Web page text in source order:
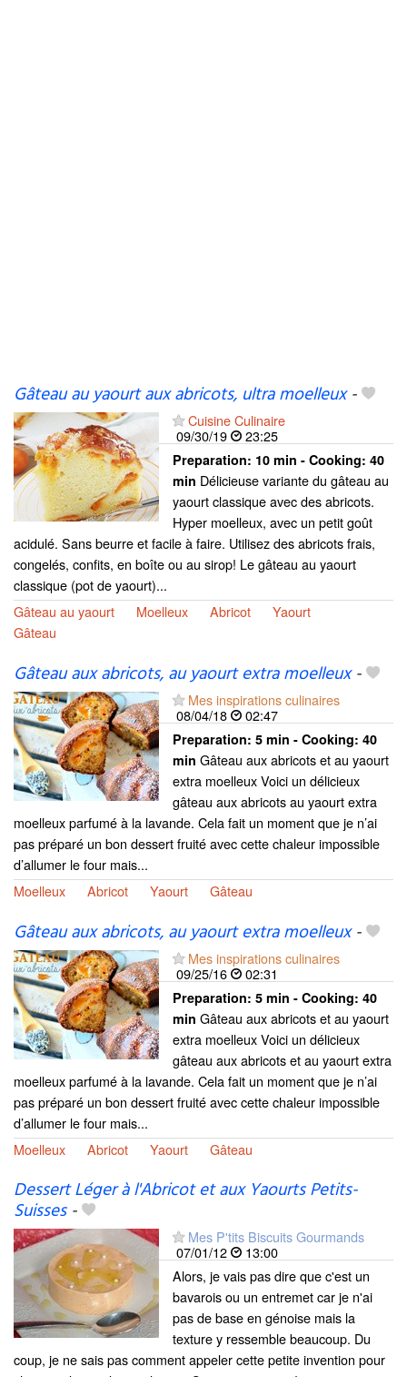
Gâteau au yaourt aux abricots, ultra moelleux-
Cuisine Culinaire
09/30/19
23:25
Preparation: 10 min - Cooking: 40
min Délicieuse variante du gâteau au
yaourt classique avec des abricots.
Hyper moelleux, avec un petit goût
acidulé. Sans beurre et facile à faire. Utilisez des abricots frais,
congelés, confits, en boîte ou au sirop! Le gâteau au yaourt
classique (pot de yaourt)...
Gâteau au yaourt
Moelleux Abricot
Yaourt
Gâteau
Gâteau aux abricots, au yaourt extra moelleux-
Mes inspirations culinaires
08/04/18
02:47
Preparation: 5 min - Cooking: 40
min Gâteau aux abricots et au yaourt
extra moelleux Voici un délicieux
gâteau aux abricots au yaourt extra
moelleux parfumé à la lavande. Cela fait un moment que je n’ai
pas préparé un bon dessert fruité avec cette chaleur impossible
d’allumer le four mais...
Moelleux
Abricot Yaourt Gâteau
Gâteau aux abricots, au yaourt extra moelleux-
Mes inspirations culinaires
09/25/16
02:31
Preparation: 5 min - Cooking: 40
min Gâteau aux abricots et au yaourt
extra moelleux Voici un délicieux
gâteau aux abricots et au yaourt extra
moelleux parfumé à la lavande. Cela fait un moment que je n’ai
pas préparé un bon dessert fruité avec cette chaleur impossible
d’allumer le four mais...
Moelleux
Abricot Yaourt Gâteau
Dessert Léger à l'Abricot et aux Yaourts Petits-
Suisses-
Mes P'tits Biscuits Gourmands
07/01/12
13:00
Alors, je vais pas dire que c'est un
bavarois ou un entremet car je n'ai
pas de base en génoise mais la
texture y ressemble beaucoup. Du
coup, je ne sais pas comment appeler cette petite invention pour